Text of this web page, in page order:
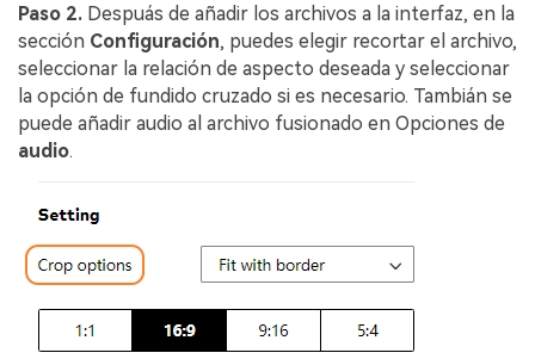
Paso 2. Despuás de añadir los archivos a la interfaz, en la
sección Configuración, puedes elegir recortar el archivo,
seleccionar la relación de aspecto deseada y seleccionar
la opción de fundido cruzado si es necesario. Tambián se
puede añadir audio al archivo fusionado en Opciones de
audio.